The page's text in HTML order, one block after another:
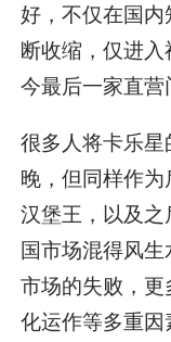
好，不仅在国
断收缩，仅进
今最后一家直营
很多人将卡乐
晚，但同样作
汉堡王，以及
国市场混得风
市场的失败，
化运作等多重因